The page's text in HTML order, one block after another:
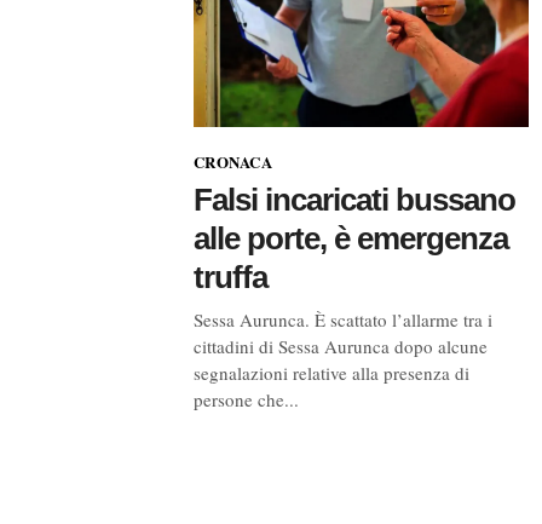
CRONACA
Falsi incaricati bussano
alle porte, è emergenza
truffa
Sessa Aurunca. È scattato l’allarme tra i
cittadini di Sessa Aurunca dopo alcune
segnalazioni relative alla presenza di
persone che...